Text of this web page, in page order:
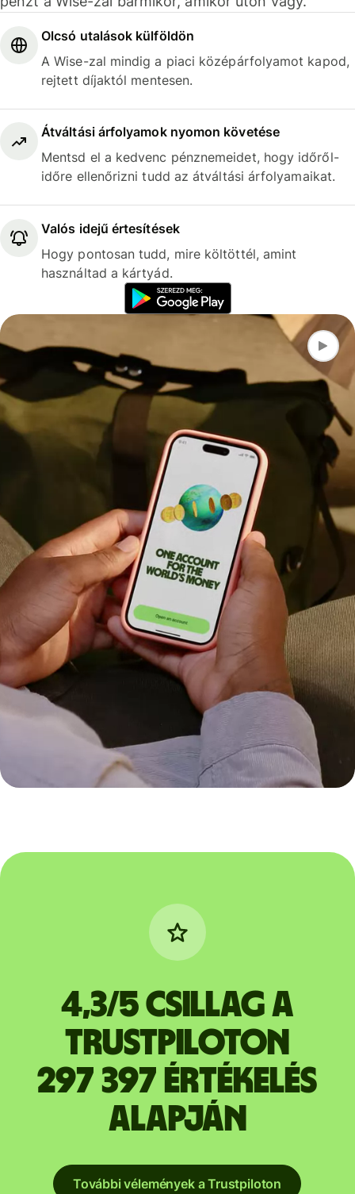
Olcsó utalások külföldön
A Wise-zal mindig a piaci középárfolyamot kapod,
rejtett díjaktól mentesen.
Átváltási árfolyamok nyomon követése
Mentsd el a kedvenc pénznemeidet, hogy időről-
időre ellenőrizni tudd az átváltási árfolyamaikat.
Valós idejű értesítések
Hogy pontosan tudd, mire költöttél, amint
használtad a kártyád.
4,3/5 csillag a
Trustpiloton
297 397 értékelés
alapján
További vélemények a Trustpiloton